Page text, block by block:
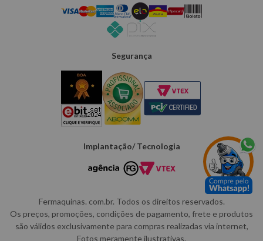
Segurança
Implantação/ Tecnologia
Fermaquinas. com.br. Todos os direitos reservados.
Os preços, promoções, condições de pagamento, frete e produtos
são válidos exclusivamente para compras realizadas via internet,
Fotos meramente ilustrativas.